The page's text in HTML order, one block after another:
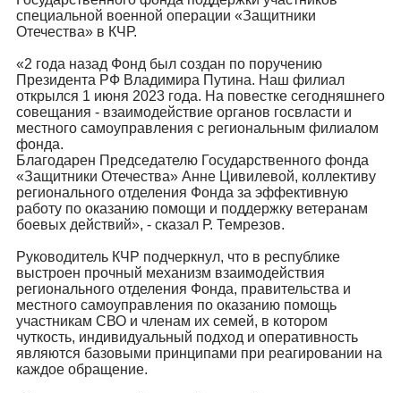
специальной военной операции «Защитники
Отечества» в КЧР.
«2 года назад Фонд был создан по поручению
Президента РФ Владимира Путина. Наш филиал
открылся 1 июня 2023 года. На повестке сегодняшнего
совещания - взаимодействие органов госвласти и
местного самоуправления с региональным филиалом
фонда.
Благодарен Председателю Государственного фонда
«Защитники Отечества» Анне Цивилевой, коллективу
регионального отделения Фонда за эффективную
работу по оказанию помощи и поддержку ветеранам
боевых действий», - сказал Р. Темрезов.
Руководитель КЧР подчеркнул, что в республике
выстроен прочный механизм взаимодействия
регионального отделения Фонда, правительства и
местного самоуправления по оказанию помощь
участникам СВО и членам их семей, в котором
чуткость, индивидуальный подход и оперативность
являются базовыми принципами при реагировании на
каждое обращение.